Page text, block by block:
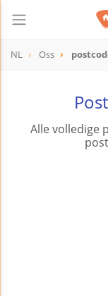
NL Oss
Alle volledige